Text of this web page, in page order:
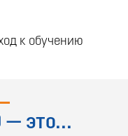
к обучению
это...